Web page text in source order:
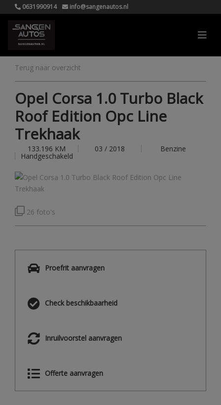
0631990914 info@sangenautos.nl
Terug naar overzicht
Opel Corsa 1.0 Turbo Black
Roof Edition Opc Line
Trekhaak
133.196 KM 03 / 2018 Benzine
Handgeschakeld
26 foto's
Proefrit aanvragen
Check beschikbaarheid
Inruilvoorstel aanvragen
Offerte aanvragen